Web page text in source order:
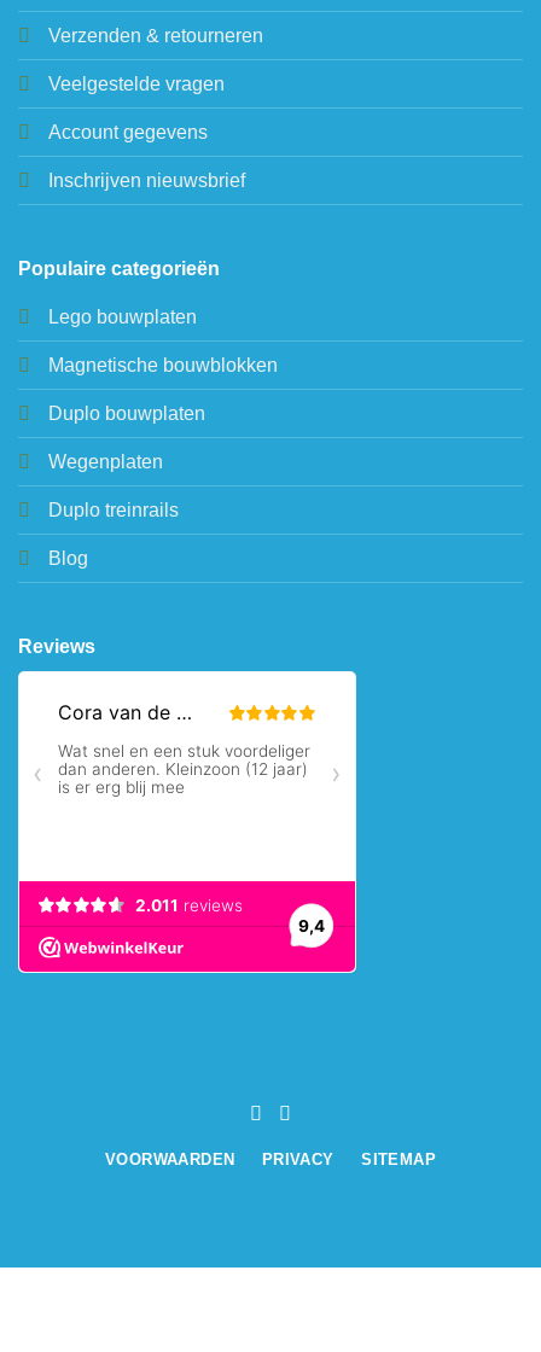
Verzenden & retourneren
Veelgestelde vragen
Account gegevens
Inschrijven nieuwsbrief
Populaire categorieën
Lego bouwplaten
Magnetische bouwblokken
Duplo bouwplaten
Wegenplaten
Duplo treinrails
Blog
Reviews
VOORWAARDEN PRIVACY SITEMAP